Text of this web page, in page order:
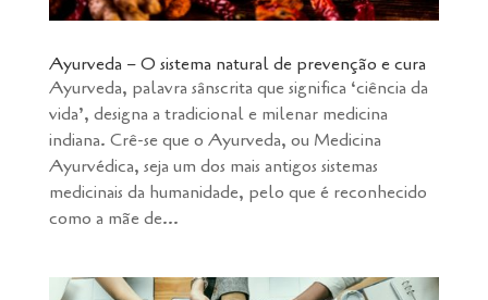
Ayurveda – O sistema natural de prevenção e cura
Ayurveda, palavra sânscrita que significa ‘ciência da
vida’, designa a tradicional e milenar medicina
indiana. Crê-se que o Ayurveda, ou Medicina
Ayurvédica, seja um dos mais antigos sistemas
medicinais da humanidade, pelo que é reconhecido
como a mãe de...